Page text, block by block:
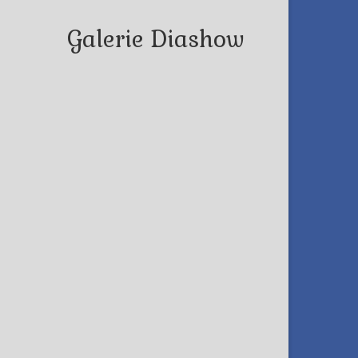
Galerie Diashow